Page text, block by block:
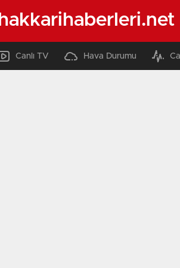
hakkarihaberleri.net
Canlı TV Hava Durumu